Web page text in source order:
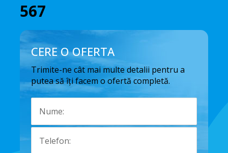
567
CERE O OFERTA
Trimite-ne cât mai multe detalii pentru a
putea să îți facem o ofertă completă.